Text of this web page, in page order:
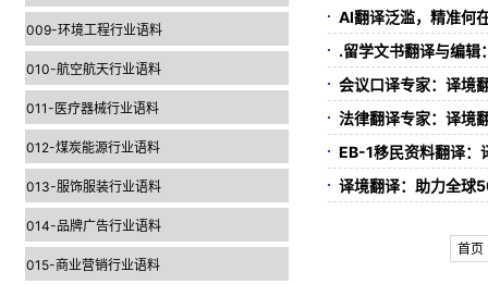
009-环境工程行业语料
010-航空航天行业语料
011-医疗器械行业语料
012-煤炭能源行业语料
013-服饰服装行业语料
014-品牌广告行业语料
015-商业营销行业语料
AI翻译泛滥，精准何
.留学文书翻译与编
会议口译专家：译境
法律翻译专家：译境
EB-1移民资料翻译
译境翻译：助力全球
首页